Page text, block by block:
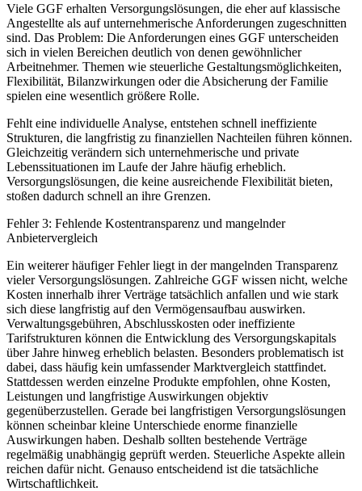
Viele GGF erhalten Versorgungslösungen, die eher auf klassische
Angestellte als auf unternehmerische Anforderungen zugeschnitten
sind. Das Problem: Die Anforderungen eines GGF unterscheiden
sich in vielen Bereichen deutlich von denen gewöhnlicher
Arbeitnehmer. Themen wie steuerliche Gestaltungsmöglichkeiten,
Flexibilität, Bilanzwirkungen oder die Absicherung der Familie
spielen eine wesentlich größere Rolle.
Fehlt eine individuelle Analyse, entstehen schnell ineffiziente
Strukturen, die langfristig zu finanziellen Nachteilen führen können.
Gleichzeitig verändern sich unternehmerische und private
Lebenssituationen im Laufe der Jahre häufig erheblich.
Versorgungslösungen, die keine ausreichende Flexibilität bieten,
stoßen dadurch schnell an ihre Grenzen.
Fehler 3: Fehlende Kostentransparenz und mangelnder
Anbietervergleich
Ein weiterer häufiger Fehler liegt in der mangelnden Transparenz
vieler Versorgungslösungen. Zahlreiche GGF wissen nicht, welche
Kosten innerhalb ihrer Verträge tatsächlich anfallen und wie stark
sich diese langfristig auf den Vermögensaufbau auswirken.
Verwaltungsgebühren, Abschlusskosten oder ineffiziente
Tarifstrukturen können die Entwicklung des Versorgungskapitals
über Jahre hinweg erheblich belasten. Besonders problematisch ist
dabei, dass häufig kein umfassender Marktvergleich stattfindet.
Stattdessen werden einzelne Produkte empfohlen, ohne Kosten,
Leistungen und langfristige Auswirkungen objektiv
gegenüberzustellen. Gerade bei langfristigen Versorgungslösungen
können scheinbar kleine Unterschiede enorme finanzielle
Auswirkungen haben. Deshalb sollten bestehende Verträge
regelmäßig unabhängig geprüft werden. Steuerliche Aspekte allein
reichen dafür nicht. Genauso entscheidend ist die tatsächliche
Wirtschaftlichkeit.